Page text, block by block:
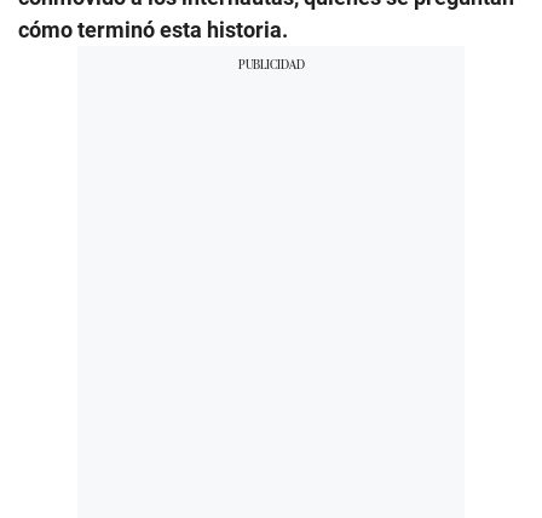
cómo terminó esta historia.